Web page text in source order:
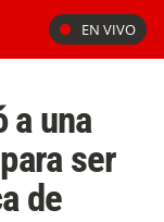
EN VIVO
a una
ser
de